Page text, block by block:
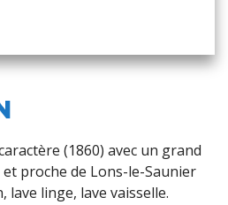
(1860) avec un grand
et proche de Lons-le-Saunier
lave linge, lave vaisselle.